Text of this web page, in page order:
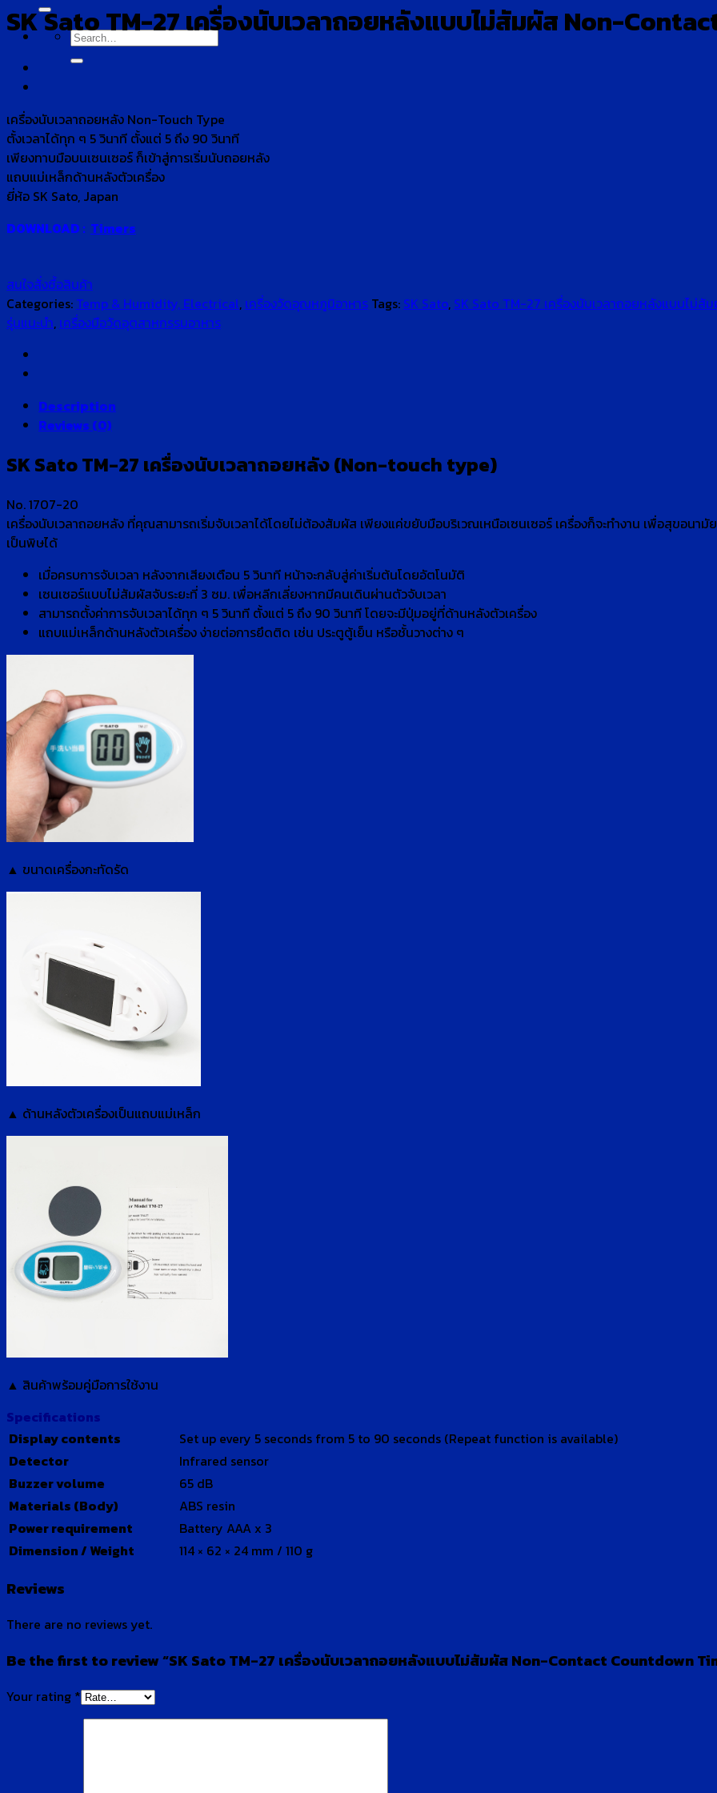
for:
Search
for:
SK Sato TM-27 เครื่องนับเวลาถอยหลังแบบไม่สัมผัส Non-
เครื่องนับเวลาถอยหลัง Non-Touch Type
ตั้งเวลาได้ทุก ๆ 5 วินาที ตั้งแต่ 5 ถึง 90 วินาที
เพียงทาบมือบนเซนเซอร์ ก็เข้าสู่การเริ่มนับถอยหลัง
แถบแม่เหล็กด้านหลังตัวเครื่อง
ยี่ห้อ SK Sato, Japan
DOWNLOAD : Timers
สนใจสั่งซื้อสินค้า
Categories: Temp & Humidity, Electrical, เครื่องวัดอุณหภูมิอาหาร Tags: SK Sato, SK Sato TM-27 เครื่องนับเวลาถอยหลังแบบไม่
รุ่นแนะนำ, เครื่องมือวัดอุตสาหกรรมอาหาร
Description
Reviews (0)
SK Sato TM-27 เครื่องนับเวลาถอยหลัง (Non-touch type)
No. 1707-20
เครื่องนับเวลาถอยหลัง ที่คุณสามารถเริ่มจับเวลาได้โดยไม่ต้องสัมผัส เพียงแค่ขยับมือบริเวณเหนือเซนเซอร์ เครื่องก็จะทำงาน เพื่อสุขอนา
เป็นพิษได้
เมื่อครบการจับเวลา หลังจากเสียงเตือน 5 วินาที หน้าจะกลับสู่ค่าเริ่มต้นโดยอัตโนมัติ
เซนเซอร์แบบไม่สัมผัสจับระยะที่ 3 ซม. เพื่อหลีกเลี่ยงหากมีคนเดินผ่านตัวจับเวลา
สามารถตั้งค่าการจับเวลาได้ทุก ๆ 5 วินาที ตั้งแต่ 5 ถึง 90 วินาที โดยจะมีปุ่มอยู่ที่ด้านหลังตัวเครื่อง
แถบแม่เหล็กด้านหลังตัวเครื่อง ง่ายต่อการยึดติด เช่น ประตูตู้เย็น หรือชั้นวางต่าง ๆ
▲ ขนาดเครื่องกะทัดรัด
▲ ด้านหลังตัวเครื่องเป็นแถบแม่เหล็ก
▲ สินค้าพร้อมคู่มือการใช้งาน
Specifications
Display contents
Set up every 5 seconds from 5 to 90 seconds (Repeat function is available)
Detector
Infrared sensor
Buzzer volume
65 dB
Materials (Body)
ABS resin
Power requirement
Battery AAA x 3
Dimension / Weight
114 × 62 × 24 mm / 110 g
Reviews
There are no reviews yet.
Be the first to review “SK Sato TM-27 เครื่องนับเวลาถอยหลังแบบไม่สัมผัส Non-Contact Countdown
Your rating *